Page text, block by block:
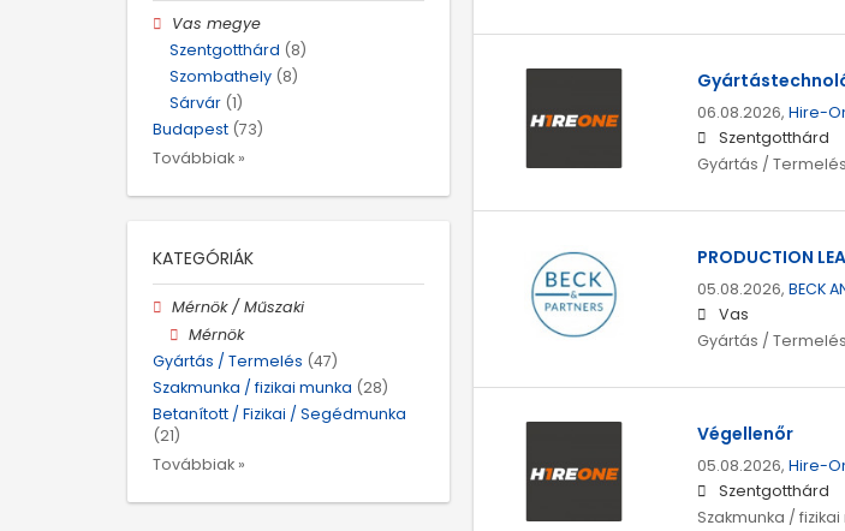
06.08.2026, Hire-
Szentgotthárd
Gyártás /
PRODUCTION
05.08.2026, BECK
Vas
Gyártás /
Végellenőr
05.08.2026, Hire-
Szentgotthárd
Szakmunka /
Vas megye
Szentgotthárd (8)
Szombathely (8)
Sárvár (1)
Budapest (73)
Továbbiak »
KATEGÓRIÁK
Mérnök / Műszaki
Mérnök
Gyártás / Termelés (47)
Szakmunka / fizikai munka (28)
Betanított / Fizikai / Segédmunka
(21)
Továbbiak »